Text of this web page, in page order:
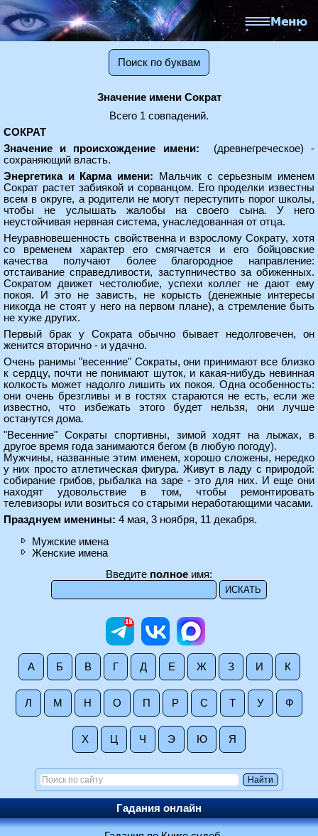
Поиск по буквам
Значение имени Сократ
Всего 1 совпадений.
СОКРАТ
Значение и происхождение имени: (древнегреческое) -
сохраняющий власть.
Энергетика и Карма имени: Мальчик с серьезным именем
Сократ растет забиякой и сорванцом. Его проделки известны
всем в округе, а родители не могут переступить порог школы,
чтобы не услышать жалобы на своего сына. У него
неустойчивая нервная система, унаследованная от отца.
Неуравновешенность свойственна и взрослому Сократу, хотя
со временем характер его смягчается и его бойцовские
качества получают более благородное направление:
отстаивание справедливости, заступничество за обиженных.
Сократом движет честолюбие, успехи коллег не дают ему
покоя. И это не зависть, не корысть (денежные интересы
никогда не стоят у него на первом плане), а стремление быть
не хуже других.
Первый брак у Сократа обычно бывает недолговечен, он
женится вторично - и удачно.
Очень ранимы "весенние" Сократы, они принимают все близко
к сердцу, почти не понимают шуток, и какая-нибудь невинная
колкость может надолго лишить их покоя. Одна особенность:
они очень брезгливы и в гостях стараются не есть, если же
известно, что избежать этого будет нельзя, они лучше
останутся дома.
"Весенние" Сократы спортивны, зимой ходят на лыжах, в
другое время года занимаются бегом (в любую погоду).
Мужчины, названные этим именем, хорошо сложены, нередко
у них просто атлетическая фигура. Живут в ладу с природой:
собирание грибов, рыбалка на заре - это для них. И еще они
находят удовольствие в том, чтобы ремонтировать
телевизоры или возиться со старыми неработающими часами.
Празднуем именины: 4 мая, 3 ноября, 11 декабря.
Мужские имена
Женские имена
Введите полное имя:
А Б В Г Д Е Ж З И К
Л М Н О П Р С Т У Ф
Х Ц Ч Э Ю Я
Гадания онлайн